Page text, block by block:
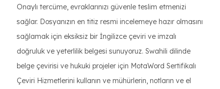
Onaylı tercüme, evraklarınızı güvenle teslim etmenizi
sağlar. Dosyanızın en titiz resmi incelemeye hazır olmasını
sağlamak için eksiksiz bir İngilizce çeviri ve imzalı
doğruluk ve yeterlilik belgesi sunuyoruz. Swahili dilinde
belge çevirisi ve hukuki projeler için MotaWord Sertifikalı
Çeviri Hizmetlerini kullanın ve mühürlerin, notların ve el